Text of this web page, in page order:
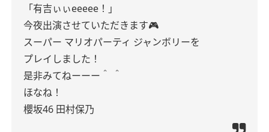
「有吉ぃぃeeeee！」
今夜出演させていただきます🎮
スーパー マリオパーティ ジャンボリーを
プレイしました！
是非みてねーーー‪＾‬ ‪＾‬
ほなね！
櫻坂46 田村保乃